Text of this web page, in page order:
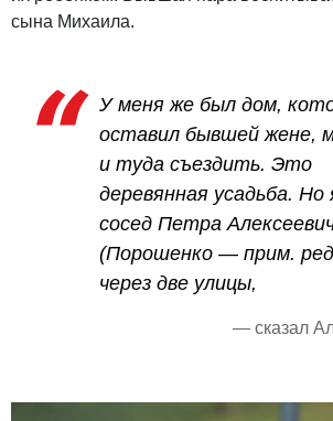
сына Михаила.
У меня же был дом,
оставил бывшей жене,
и туда съездить. Это
деревянная усадьба. Но
сосед Петра
(Порошенко — прим.
через две улицы,
— сказал